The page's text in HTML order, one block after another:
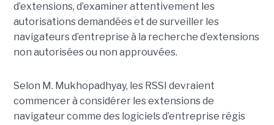
d’extensions, d’examiner attentivement les
autorisations demandées et de surveiller les
navigateurs d’entreprise à la recherche d’extensions
non autorisées ou non approuvées.
Selon M. Mukhopadhyay, les RSSI devraient
commencer à considérer les extensions de
navigateur comme des logiciels d’entreprise régis